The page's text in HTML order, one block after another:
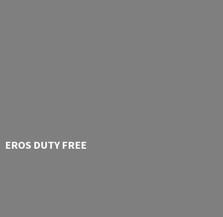
EROS DUTY FREE